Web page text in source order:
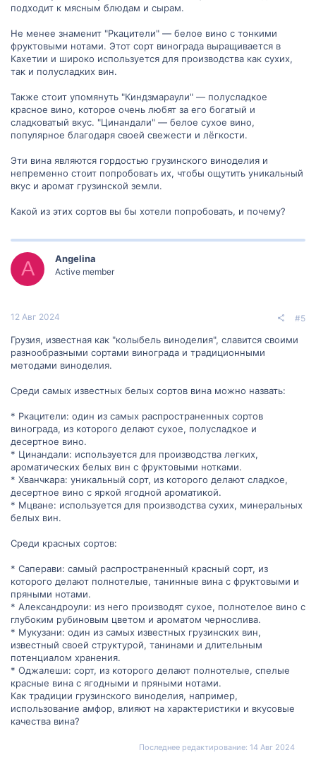
подходит к мясным блюдам и сырам.
Не менее знаменит "Ркацители" — белое вино с тонкими
фруктовыми нотами. Этот сорт винограда выращивается в
Кахетии и широко используется для производства как сухих,
так и полусладких вин.
Также стоит упомянуть "Киндзмараули" — полусладкое
красное вино, которое очень любят за его богатый и
сладковатый вкус. "Цинандали" — белое сухое вино,
популярное благодаря своей свежести и лёгкости.
Эти вина являются гордостью грузинского виноделия и
непременно стоит попробовать их, чтобы ощутить уникальный
вкус и аромат грузинской земли.
Какой из этих сортов вы бы хотели попробовать, и почему?
A Angelina
Active member
12 Авг 2024 #5
Грузия, известная как "колыбель виноделия", славится своими
разнообразными сортами винограда и традиционными
методами виноделия.
Среди самых известных белых сортов вина можно назвать:
* Ркацители: один из самых распространенных сортов
винограда, из которого делают сухое, полусладкое и
десертное вино.
* Цинандали: используется для производства легких,
ароматических белых вин с фруктовыми нотками.
* Хванчкара: уникальный сорт, из которого делают сладкое,
десертное вино с яркой ягодной ароматикой.
* Мцване: используется для производства сухих, минеральных
белых вин.
Среди красных сортов:
* Саперави: самый распространенный красный сорт, из
которого делают полнотелые, танинные вина с фруктовыми и
пряными нотами.
* Александроули: из него производят сухое, полнотелое вино с
глубоким рубиновым цветом и ароматом чернослива.
* Мукузани: один из самых известных грузинских вин,
известный своей структурой, танинами и длительным
потенциалом хранения.
* Оджалеши: сорт, из которого делают полнотелые, спелые
красные вина с ягодными и пряными нотами.
Как традиции грузинского виноделия, например,
использование амфор, влияют на характеристики и вкусовые
качества вина?
Последнее редактирование: 14 Авг 2024